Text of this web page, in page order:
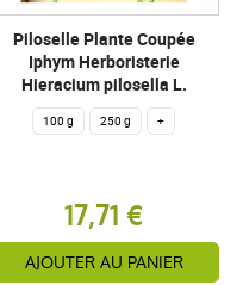
Piloselle Plante Coupée
Iphym Herboristerie
Hieracium pilosella L.
100 g 250 g +
17,71 €
AJOUTER AU PANIER